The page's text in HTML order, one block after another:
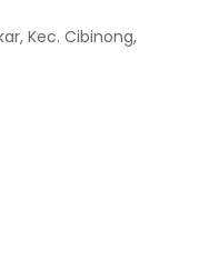
Kec. Cibinong,